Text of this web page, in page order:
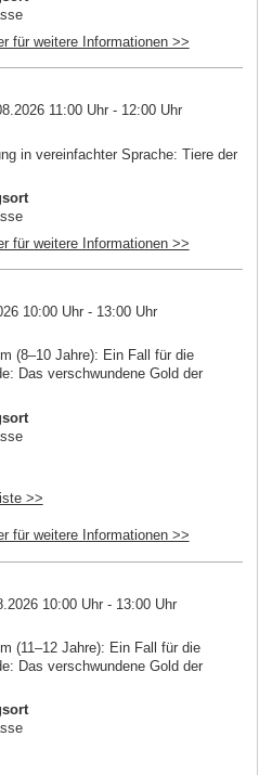
für weitere Informationen >>
11:00 Uhr - 12:00 Uhr
in vereinfachter Sprache: Tiere der
für weitere Informationen >>
10:00 Uhr - 13:00 Uhr
(8–10 Jahre): Ein Fall für die
Das verschwundene Gold der
>>
für weitere Informationen >>
10:00 Uhr - 13:00 Uhr
(11–12 Jahre): Ein Fall für die
Das verschwundene Gold der